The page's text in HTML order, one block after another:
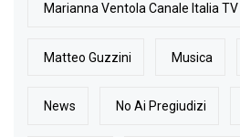
Marianna Ventola Canale Italia
Matteo Guzzini Musica
News No Ai Pregiudizi